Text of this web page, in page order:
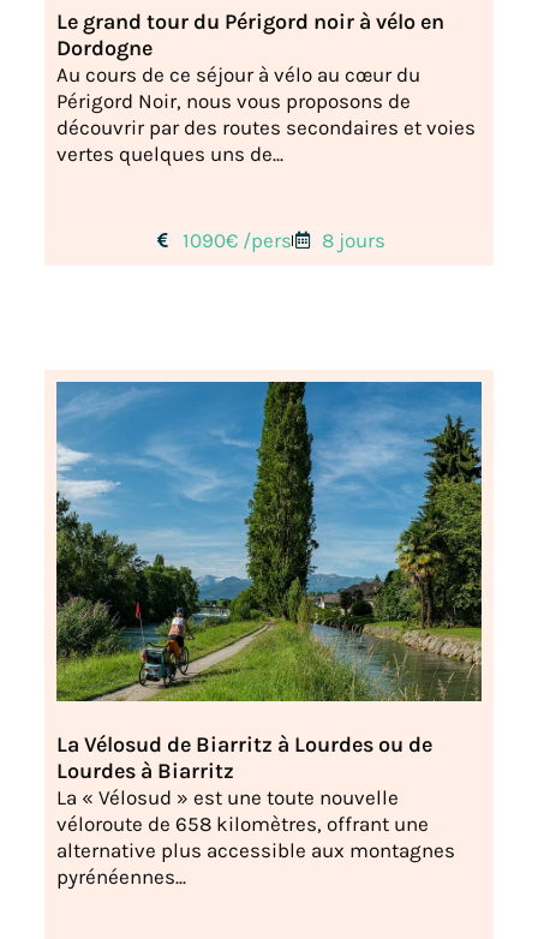
Le grand tour du Périgord noir à vélo en
Dordogne
Au cours de ce séjour à vélo au cœur du
Périgord Noir, nous vous proposons de
découvrir par des routes secondaires et voies
vertes quelques uns de...
1090€ /pers 8 jours
La Vélosud de Biarritz à Lourdes ou de
Lourdes à Biarritz
La « Vélosud » est une toute nouvelle
véloroute de 658 kilomètres, offrant une
alternative plus accessible aux montagnes
pyrénéennes...